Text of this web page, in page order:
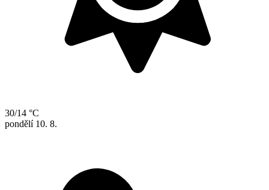
30/14 °C
pondělí 10. 8.